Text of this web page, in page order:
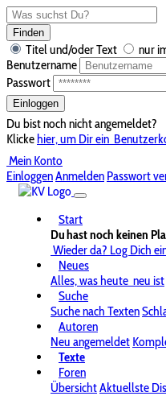
Finden
Titel und/oder Text nur
Benutzername
Passwort
Einloggen
Du bist noch nicht angemeldet?
Klickehier, um Dir ein
Mein Konto
EinloggenAnmelden Passwort
Start
Du hast noch keinen
Wieder da? Log Dich
Neues
Alles, was heute neu ist
Suche
Suche nach Texten
Autoren
Neu angemeldet
Texte
Foren
ÜbersichtAktuellste